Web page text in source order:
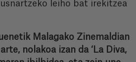
leiho bat irekitzea
Malagako Zinemaldian
nolakoa izan da ‘La Diva,